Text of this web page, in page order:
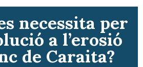
necessita per
a l’erosió
de Caraita?